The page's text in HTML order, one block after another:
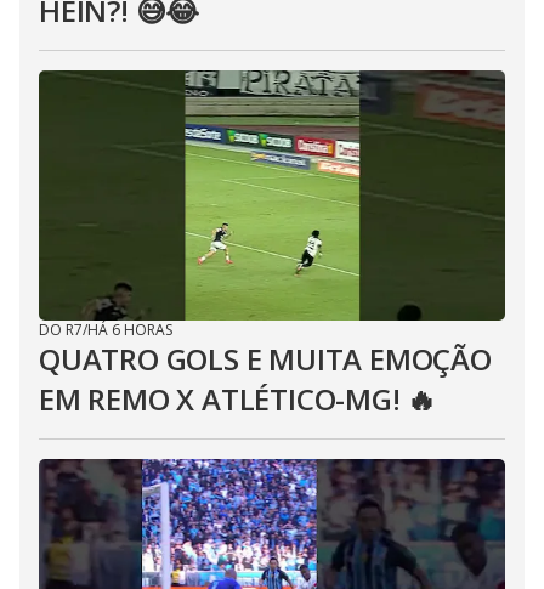
HEIN?! 😅😂⁣
DO R7/HÁ 6 HORAS
QUATRO GOLS E MUITA EMOÇÃO
EM REMO X ATLÉTICO-MG! 🔥